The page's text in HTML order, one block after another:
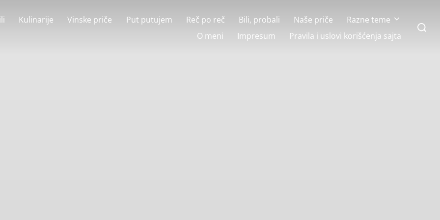
Kulinarije Vinske priče Put putujem Reč po reč Bili, probali Naše priče
Razne teme
O meni
Impresum Pravila i uslovi korišćenja sajta
Search